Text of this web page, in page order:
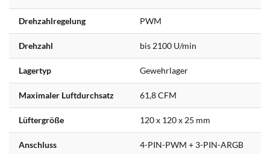
Drehzahlregelung PWM
Drehzahl bis 2100 U/min
Lagertyp Gewehrlager
Maximaler Luftdurchsatz 61,8 CFM
Lüftergröße 120 x 120 x 25 mm
Anschluss 4-PIN-PWM + 3-PIN-ARGB